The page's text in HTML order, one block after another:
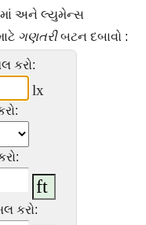
અને લ્યુમેન્સ
ગણતરીબટન દબાવો :
કરો:
lx
કરો: